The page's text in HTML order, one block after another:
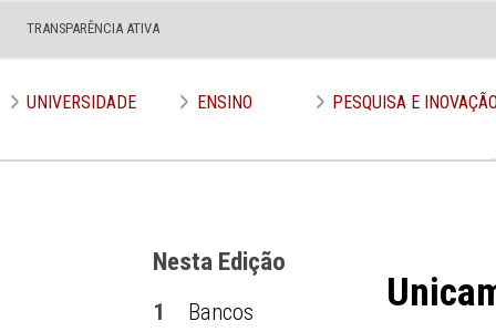
TRANSPARÊNCIA ATIVA
UNIVERSIDADE ENSINO PESQUISA E
Edição nº 535
Nesta Edição
1
Bancos